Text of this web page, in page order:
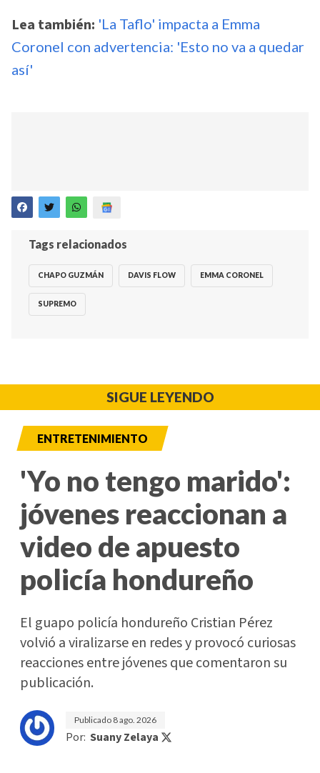
Lea también: 'La Taflo' impacta a Emma
Coronel con advertencia: 'Esto no va a quedar
así'
Tags relacionados
CHAPO GUZMÁN DAVIS FLOW EMMA CORONEL
SUPREMO
SIGUE LEYENDO
ENTRETENIMIENTO
'Yo no tengo marido':
jóvenes reaccionan a
video de apuesto
policía hondureño
El guapo policía hondureño Cristian Pérez
volvió a viralizarse en redes y provocó curiosas
reacciones entre jóvenes que comentaron su
publicación.
Publicado 8 ago. 2026
Por: Suany Zelaya